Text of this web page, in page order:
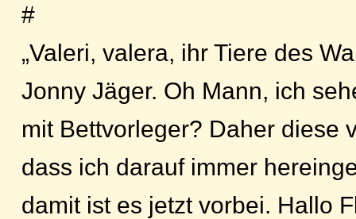
#
„Valeri, valera, ihr Tiere des
Jonny Jäger. Oh Mann, ich
mit Bettvorleger? Daher diese
dass ich darauf immer
damit ist es jetzt vorbei. Hallo